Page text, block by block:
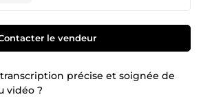
le vendeur
précise et soignée de
vidéo ?